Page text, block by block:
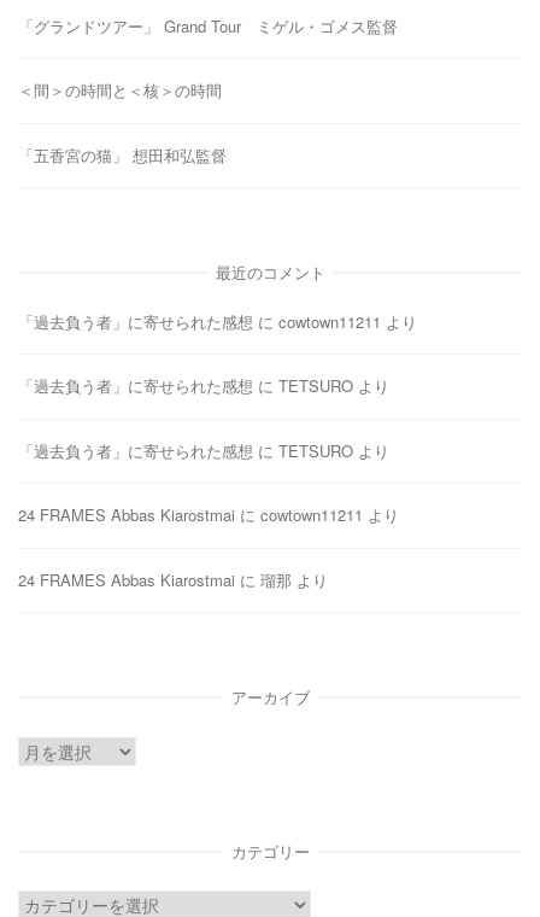
「グランドツアー」 Grand Tour ミゲル・ゴメス監督
＜間＞の時間と＜核＞の時間
「五香宮の猫」 想田和弘監督
最近のコメント
「過去負う者」に寄せられた感想 に cowtown11211 より
「過去負う者」に寄せられた感想 に TETSURO より
「過去負う者」に寄せられた感想 に TETSURO より
24 FRAMES Abbas Kiarostmai に cowtown11211 より
24 FRAMES Abbas Kiarostmai に 瑠那 より
アーカイブ
ア
カテゴリー
カ